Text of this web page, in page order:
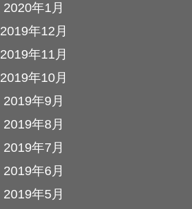
2020年1月
2019年12月
2019年11月
2019年10月
2019年9月
2019年8月
2019年7月
2019年6月
2019年5月